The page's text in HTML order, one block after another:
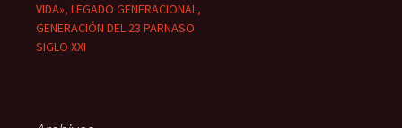
VIDA», LEGADO GENERACIONAL,
GENERACIÓN DEL 23 PARNASO
SIGLO XXI